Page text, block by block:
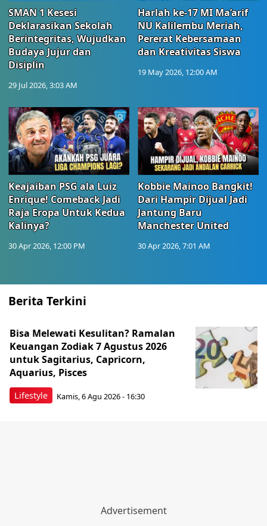
SMAN 1 Kesesi
Deklarasikan Sekolah
Berintegritas, Wujudkan
Budaya Jujur dan
Disiplin
29 Jul 2026, 3:03 AM
Harlah ke-17 MI Ma’arif
NU Kalilembu Meriah,
Pererat Kebersamaan
dan Kreativitas Siswa
19 May 2026, 12:00 AM
Keajaiban PSG ala Luiz
Enrique! Comeback Jadi
Raja Eropa Untuk Kedua
Kalinya?
30 Apr 2026, 12:00 PM
Kobbie Mainoo Bangkit!
Dari Hampir Dijual Jadi
Jantung Baru
Manchester United
30 Apr 2026, 7:01 AM
Berita Terkini
Lifestyle
Bisa Melewati Kesulitan? Ramalan
Keuangan Zodiak 7 Agustus 2026
untuk Sagitarius, Capricorn,
Aquarius, Pisces
Kamis, 6 Agu 2026 - 16:30